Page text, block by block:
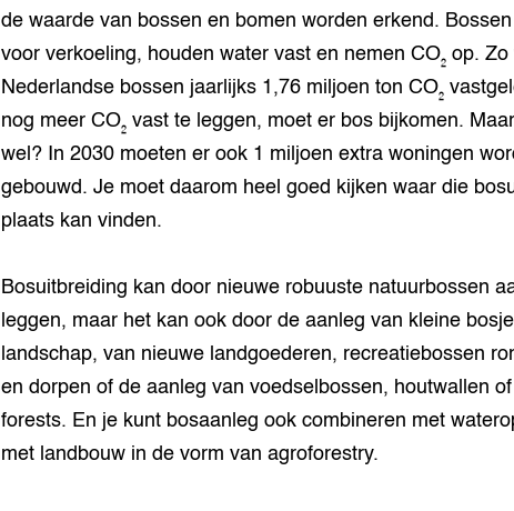
de waarde van bossen en bomen worden erkend.
voor verkoeling, houden water vast en nemen CO₂ op.
Nederlandse bossen jaarlijks 1,76 miljoen ton CO₂
nog meer CO₂ vast te leggen, moet er bos bijkomen.
wel? In 2030 moeten er ook 1 miljoen extra woningen
gebouwd. Je moet daarom heel goed kijken waar die
plaats kan vinden.
Bosuitbreiding kan door nieuwe robuuste natuurbossen
leggen, maar het kan ook door de aanleg van kleine
landschap, van nieuwe landgoederen, recreatiebossen
en dorpen of de aanleg van voedselbossen, houtwallen
forests. En je kunt bosaanleg ook combineren met
met landbouw in de vorm van agroforestry.